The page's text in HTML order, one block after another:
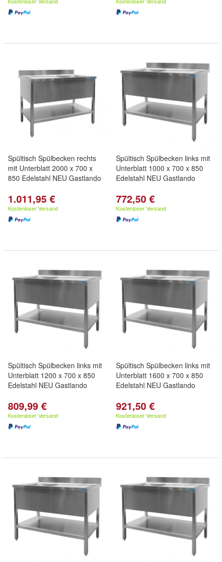
Spültisch Spülbecken rechts
mit Unterblatt 2000 x 700 x
850 Edelstahl NEU Gastlando
1.011,95 €
Kostenloser Versand
Spültisch Spülbecken links mit
Unterblatt 1000 x 700 x 850
Edelstahl NEU Gastlando
772,50 €
Kostenloser Versand
Spültisch Spülbecken links mit
Unterblatt 1200 x 700 x 850
Edelstahl NEU Gastlando
809,99 €
Kostenloser Versand
Spültisch Spülbecken links mit
Unterblatt 1600 x 700 x 850
Edelstahl NEU Gastlando
921,50 €
Kostenloser Versand